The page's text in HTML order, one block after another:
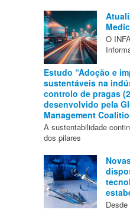
O
Estudo “Adoção e
sustentáveis na
controlo de pragas
desenvolvido pela
Management
A sustentabilidade
dos pilares